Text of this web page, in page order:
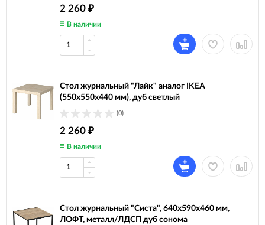
2 260 ₽
В наличии
Стол журнальный "Лайк" аналог IKEA
(550х550х440 мм), дуб светлый
(0)
2 260 ₽
В наличии
Стол журнальный "Систа", 640х590х460 мм,
ЛОФТ, металл/ЛДСП дуб сонома